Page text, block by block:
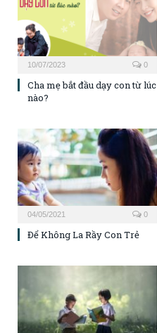
10/07/2023 0
Cha mẹ bắt đầu dạy con từ lúc
nào?
04/05/2021 0
Để Không La Rầy Con Trẻ